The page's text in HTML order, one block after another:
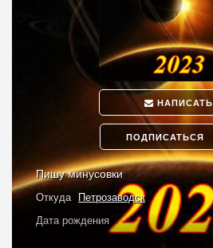
НАПИСАТЬ
ПОДПИСАТЬСЯ
Пишу минусовки
Откуда Петрозаводск
Дата рождения